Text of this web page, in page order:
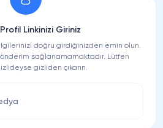
Linkinizi Giriniz
doğru girdiğinizden emin olun.
sağlanamamaktadır. Lütfen
gizliden çıkarın.